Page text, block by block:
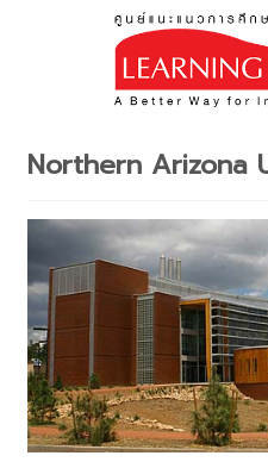
Northern Arizona